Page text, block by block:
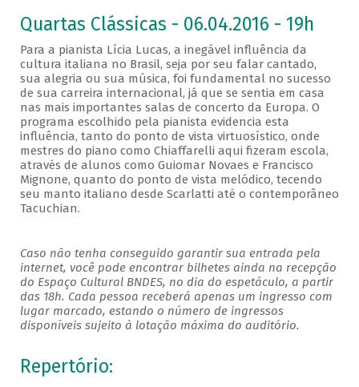
Quartas Clássicas - 06.04.2016 - 19h
Para a pianista Lícia Lucas, a inegável influência da
cultura italiana no Brasil, seja por seu falar cantado,
sua alegria ou sua música, foi fundamental no sucesso
de sua carreira internacional, já que se sentia em casa
nas mais importantes salas de concerto da Europa. O
programa escolhido pela pianista evidencia esta
influência, tanto do ponto de vista virtuosístico, onde
mestres do piano como Chiaffarelli aqui fizeram escola,
através de alunos como Guiomar Novaes e Francisco
Mignone, quanto do ponto de vista melódico, tecendo
seu manto italiano desde Scarlatti até o contemporâneo
Tacuchian.
Caso não tenha conseguido garantir sua entrada pela
internet, você pode encontrar bilhetes ainda na recepção
do Espaço Cultural BNDES, no dia do espetáculo, a partir
das 18h. Cada pessoa receberá apenas um ingresso com
lugar marcado, estando o número de ingressos
disponíveis sujeito à lotação máxima do auditório.
Repertório: